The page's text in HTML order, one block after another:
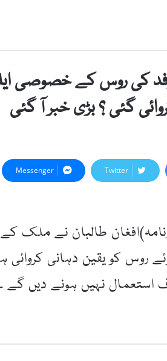
کی روس کے خصوصی
گئی ؟ بڑی خبر آ گئی
Twitter
Messenger
روس کو یقین دہانی
نہیں ہونے دیں گے